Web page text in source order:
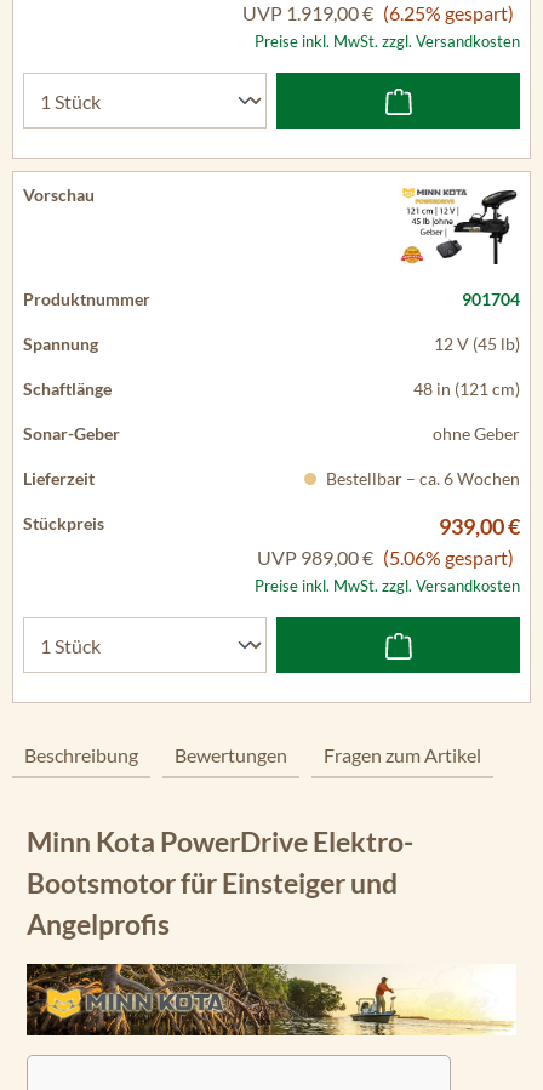
UVP 1.919,00 € (6.25% gespart)
Preise inkl. MwSt. zzgl. Versandkosten
901704
12 V (45 lb)
48 in (121 cm)
ohne Geber
Bestellbar – ca. 6 Wochen
939,00 €
UVP 989,00 € (5.06% gespart)
Preise inkl. MwSt. zzgl. Versandkosten
Beschreibung Bewertungen Fragen zum Artikel
Minn Kota PowerDrive Elektro-
Bootsmotor für Einsteiger und
Angelprofis